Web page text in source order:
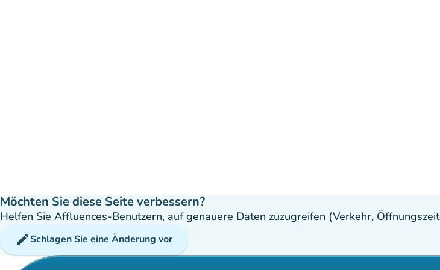
Möchten Sie diese Seite verbessern?
Helfen Sie Affluences-Benutzern, auf genauere Daten zuzugreifen (Verkehr,
editSchlagen Sie eine Änderung vor